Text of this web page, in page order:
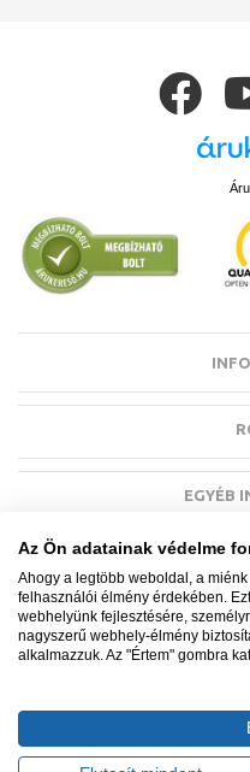
EGYÉB
Az Ön adatainak védelme
Ahogy a legtöbb weboldal, a
felhasználói élmény érdekében.
webhelyünk fejlesztésére,
nagyszerű webhely-élmény
alkalmazzuk. Az "Értem" gombra